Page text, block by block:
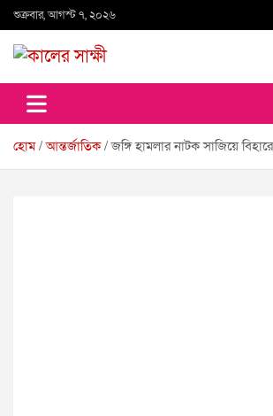
Skip
to
content
শুক্রবার, আগস্ট ৭, ২০২৬
কালের সাক্ষী
হোম আন্তর্জাতিক জঙ্গি হামলার নাটক সাজিয়ে